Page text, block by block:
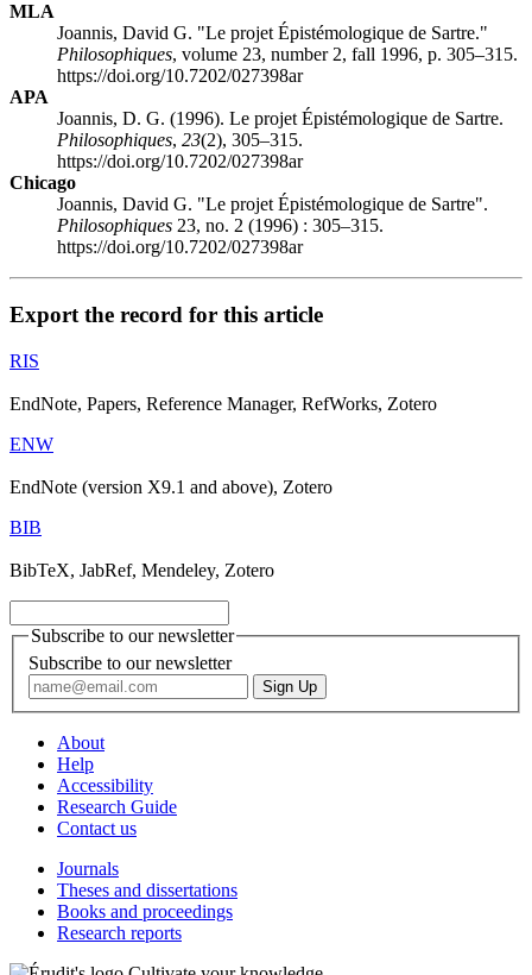
MLA
Joannis, David G. "Le projet Épistémologique de Sartre."
Philosophiques, volume 23, number 2, fall 1996, p. 305–315.
https://doi.org/10.7202/027398ar
APA
Joannis, D. G. (1996). Le projet Épistémologique de Sartre.
Philosophiques, 23(2), 305–315.
https://doi.org/10.7202/027398ar
Chicago
Joannis, David G. "Le projet Épistémologique de Sartre".
Philosophiques 23, no. 2 (1996) : 305–315.
https://doi.org/10.7202/027398ar
Export the record for this article
RIS
EndNote, Papers, Reference Manager, RefWorks, Zotero
ENW
EndNote (version X9.1 and above), Zotero
BIB
BibTeX, JabRef, Mendeley, Zotero
Subscribe to our newsletter
Subscribe to our newsletter
About
Help
Accessibility
Research Guide
Contact us
Journals
Theses and dissertations
Books and proceedings
Research reports